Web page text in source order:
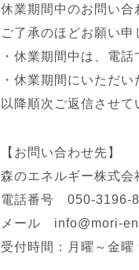
休業期間中のお問い合
ご了承のほどお願い申
・休業期間中は、電
・休業期間にいただ
以降順次ご返信させて
【お問い合わせ先】
森のエネルギー株式会
電話番号 050-3196-
メール info@mori-
受付時間：月曜～金曜